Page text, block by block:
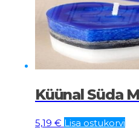
Küünal Süda
5,19 € Lisa ostukorvi